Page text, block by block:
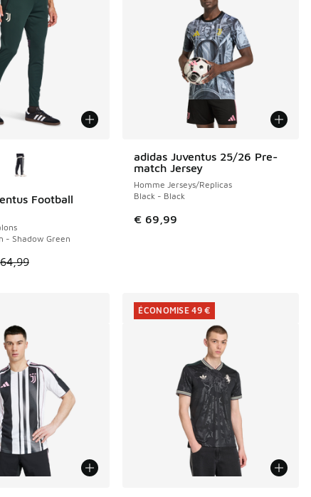
Football
- Shadow Green
en promotion. Prix en baisse de € 64,99 à € 40,00
24 €
adidas Juventus 25/26 Pre-
match Jersey
Homme Jerseys/Replicas
Black - Black
€ 69,99
ÉCONOMISE 49 €